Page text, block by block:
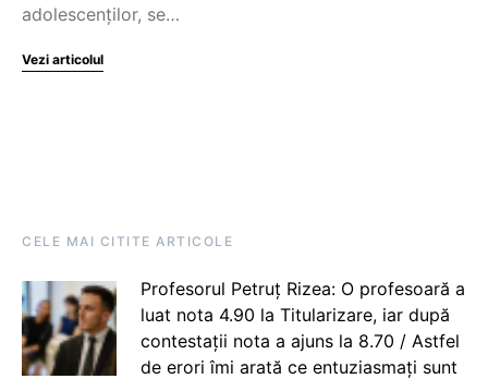
adolescenților, se…
Vezi articolul
CELE MAI CITITE ARTICOLE
Profesorul Petruț Rizea: O profesoară a
luat nota 4.90 la Titularizare, iar după
contestații nota a ajuns la 8.70 / Astfel
de erori îmi arată ce entuziasmați sunt